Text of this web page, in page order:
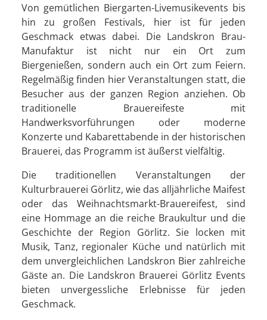
Von gemütlichen Biergarten-Livemusikevents bis
hin zu großen Festivals, hier ist für jeden
Geschmack etwas dabei. Die Landskron Brau-
Manufaktur ist nicht nur ein Ort zum
Biergenießen, sondern auch ein Ort zum Feiern.
Regelmäßig finden hier Veranstaltungen statt, die
Besucher aus der ganzen Region anziehen. Ob
traditionelle Brauereifeste mit
Handwerksvorführungen oder moderne
Konzerte und Kabarettabende in der historischen
Brauerei, das Programm ist äußerst vielfältig.
Die traditionellen Veranstaltungen der
Kulturbrauerei Görlitz, wie das alljährliche Maifest
oder das Weihnachtsmarkt-Brauereifest, sind
eine Hommage an die reiche Braukultur und die
Geschichte der Region Görlitz. Sie locken mit
Musik, Tanz, regionaler Küche und natürlich mit
dem unvergleichlichen Landskron Bier zahlreiche
Gäste an. Die Landskron Brauerei Görlitz Events
bieten unvergessliche Erlebnisse für jeden
Geschmack.